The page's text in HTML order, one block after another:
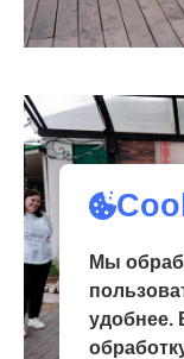
Мы
удобнее.